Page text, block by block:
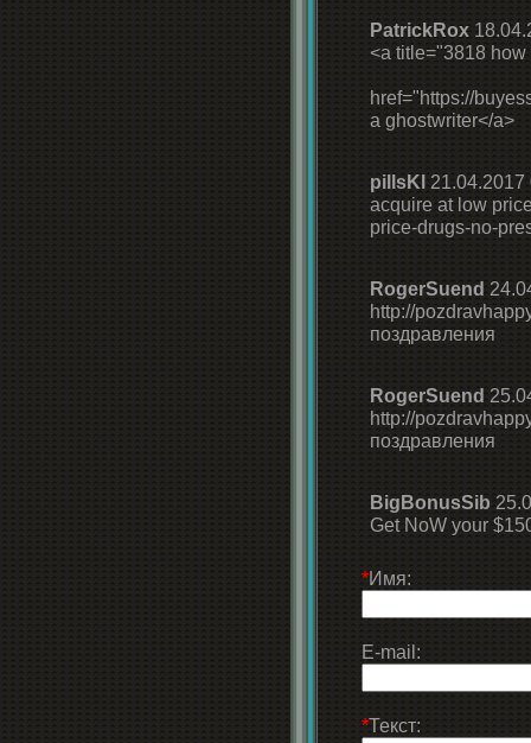
PatrickRox
<a title="3818
href="https://
a ghostwriter</a>
pillsKl 21.04.2017
acquire at low
price-drugs-no-
RogerSuend
http://
поздравления
RogerSuend
http://
поздравления
BigBonusSib
Get NoW your
*Имя:
E-mail:
*Текст: